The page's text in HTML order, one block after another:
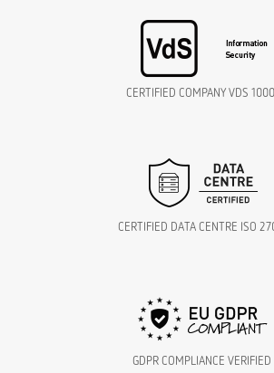
CERTIFIED COMPANY VDS
CERTIFIED DATA CENTRE ISO
GDPR COMPLIANCE VERIFIED